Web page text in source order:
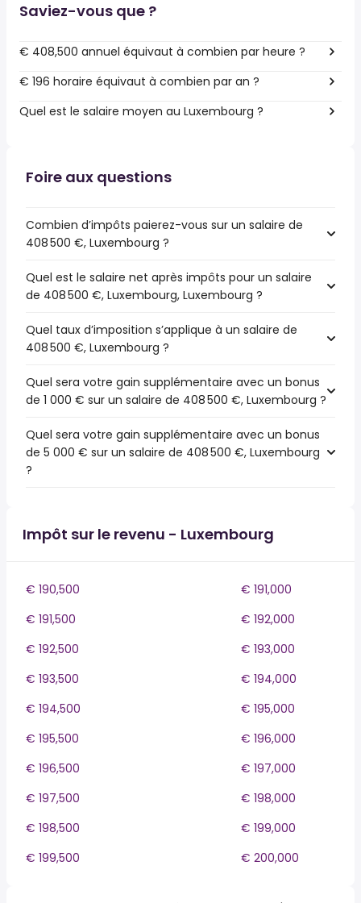
Saviez-vous que ?
€ 408,500 annuel équivaut à combien par heure ?
€ 196 horaire équivaut à combien par an ?
Quel est le salaire moyen au Luxembourg ?
Foire aux questions
Combien d’impôts paierez-vous sur un salaire de
408 500 €, Luxembourg ?
Quel est le salaire net après impôts pour un salaire
de 408 500 €, Luxembourg, Luxembourg ?
Quel taux d’imposition s’applique à un salaire de
408 500 €, Luxembourg ?
Quel sera votre gain supplémentaire avec un bonus
de 1 000 € sur un salaire de 408 500 €, Luxembourg ?
Quel sera votre gain supplémentaire avec un bonus
de 5 000 € sur un salaire de 408 500 €, Luxembourg
?
Impôt sur le revenu - Luxembourg
€ 190,500
€ 191,000
€ 191,500
€ 192,000
€ 192,500
€ 193,000
€ 193,500
€ 194,000
€ 194,500
€ 195,000
€ 195,500
€ 196,000
€ 196,500
€ 197,000
€ 197,500
€ 198,000
€ 198,500
€ 199,000
€ 199,500
€ 200,000